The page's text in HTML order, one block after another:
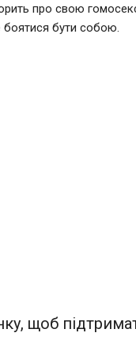
про свою
бути собою.
щоб